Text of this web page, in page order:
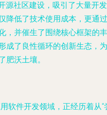
源社区建设，吸引了大量开发
降低了技术使用成本，更通过
，并催生了围绕核心框架的丰
成了良性循环的创新生态，为
肥沃土壤。
软件开发领域，正经历着从“